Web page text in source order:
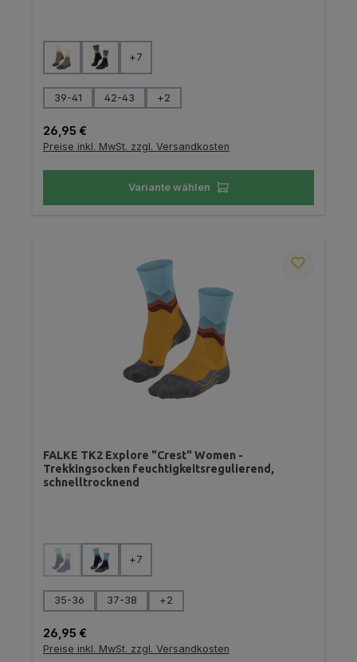
Farbe auswählen
+7
Größe auswählen
39-41 42-43 +2
Regulärer Preis:
26,95 €
Preise inkl. MwSt. zzgl. Versandkosten
Variante wählen
FALKE TK2 Explore "Crest" Women -
Trekkingsocken feuchtigkeitsregulierend,
schnelltrocknend
Farbe auswählen
(Diese Option ist zurzeit nicht verfügbar.)
+7
Größeauswählen
35-36 37-38 +2
Regulärer Preis:
26,95 €
Preise inkl. MwSt. zzgl. Versandkosten